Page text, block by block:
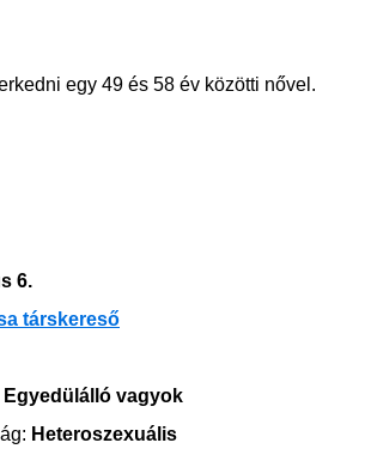
egy 49 és 58 év közötti nővel.
6.
társkereső
Egyedülálló vagyok
Heteroszexuális